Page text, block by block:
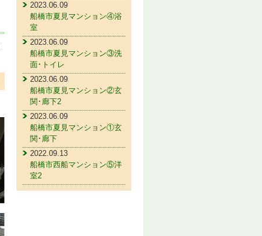
2023.06.09
船橋市夏見マンション④浴
室
2023.06.09
船橋市夏見マンション③洗
面･トイレ
2023.06.09
船橋市夏見マンション②玄
関･廊下2
2023.06.09
船橋市夏見マンション①玄
関･廊下
2022.09.13
船橋市西船マンション⑤洋
室2